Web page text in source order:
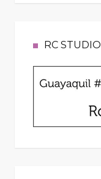
RC STUDIO